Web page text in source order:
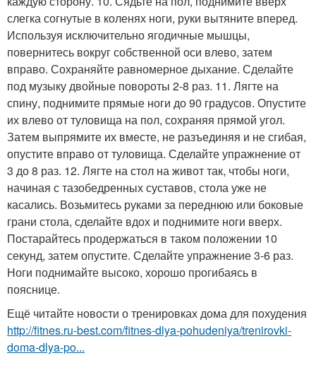
слегка согнутые в коленях ноги, руки вытяните вперед.
Используя исключительно ягодичные мышцы,
повернитесь вокруг собственной оси влево, затем
вправо. Сохраняйте равномерное дыхание. Сделайте
под музыку двойные повороты 2-8 раз. 11. Лягте на
спину, поднимите прямые ноги до 90 градусов. Опустите
их влево от туловища на пол, сохраняя прямой угол.
Затем выпрямите их вместе, не разъединяя и не сгибая,
опустите вправо от туловища. Сделайте упражнение от
3 до 8 раз. 12. Лягте на стол на живот так, чтобы ноги,
начиная с тазобедренных суставов, стола уже не
касались. Возьмитесь руками за переднюю или боковые
грани стола, сделайте вдох и поднимите ноги вверх.
Постарайтесь продержаться в таком положении 10
секунд, затем опустите. Сделайте упражнение 3-6 раз.
Ноги поднимайте высоко, хорошо прогибаясь в
пояснице.
Ещё читайте новости о тренировках дома для похудения
http://fitnes.ru-best.com/fitnes-dlya-pohudeniya/trenirovki-
doma-dlya-po...